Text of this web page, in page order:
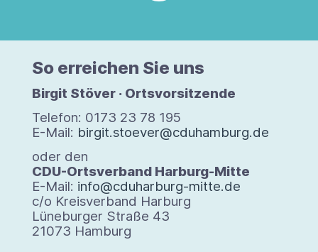
So errei­chen Sie uns
Bir­git Stö­ver · Orts­vor­sit­zende
Tele­fon: 0173 23 78 195
E-Mail: birgit.stoever@cduhamburg.de
oder den
CDU-Orts­ver­band Harburg-​Mitte
E-​Mail: info@cduharburg-mitte.de
c/​o Kreis­ver­band Har­burg
Lüne­bur­ger Straße 43
21073 Ham­burg